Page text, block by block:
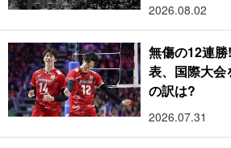
2026.08.02
無傷の12連
表、国際大会
の訳は?
2026.07.31